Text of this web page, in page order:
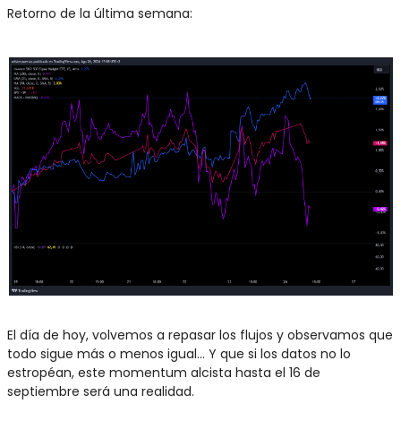
Retorno de la última semana:
El día de hoy, volvemos a repasar los flujos y observamos que
todo sigue más o menos igual… Y que si los datos no lo
estropéan, este momentum alcista hasta el 16 de
septiembre será una realidad.